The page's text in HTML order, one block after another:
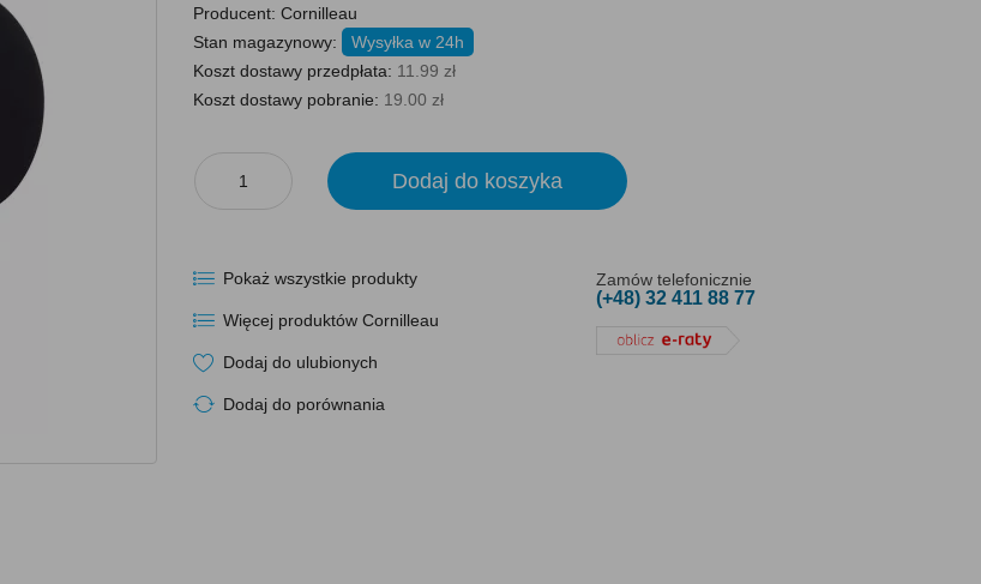
Producent: Cornilleau
Stan magazynowy:
Wysyłka w 24h
Koszt dostawy przedpłata: 11.99 zł
Koszt dostawy pobranie: 19.00 zł
Dodaj do koszyka
Pokaż wszystkie produkty
Więcej produktów Cornilleau
Dodaj do ulubionych
Dodaj do porównania
Zamów telefonicznie
(+48) 32 411 88 77